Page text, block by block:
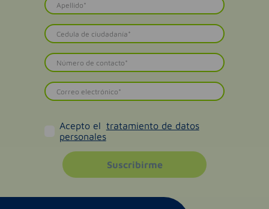
Acepto el tratamiento de datos
personales
Suscribirme